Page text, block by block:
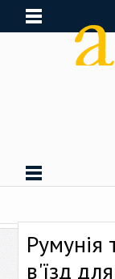
Румунія
в'їзд